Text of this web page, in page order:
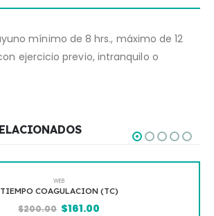
mínimo de 8 hrs., máximo de 12
ejercicio previo, intranquilo o
WEB
TIEMPO COAGULACION (TC)
$200.00 $161.00